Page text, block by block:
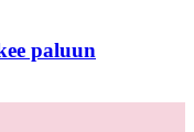
paluun